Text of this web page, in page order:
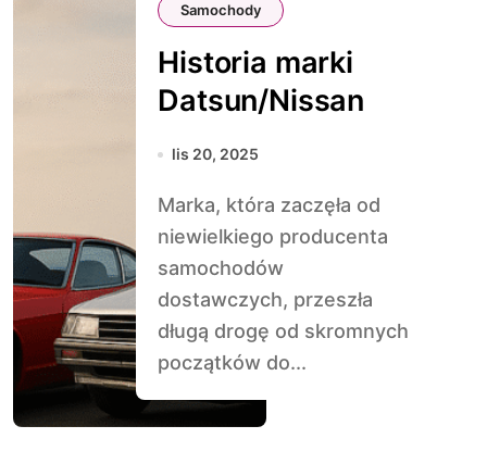
Samochody
Historia marki
Datsun/Nissan
lis 20, 2025
Marka, która zaczęła od
niewielkiego producenta
samochodów
dostawczych, przeszła
długą drogę od skromnych
początków do...